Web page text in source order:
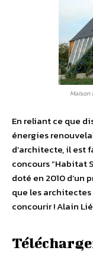
En reliant ce que
énergies
d’architecte, il est
concours “Habitat
doté en 2010 d’un
que les
concourir ! Alain